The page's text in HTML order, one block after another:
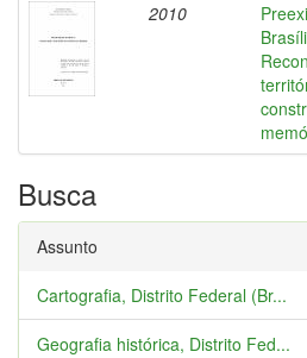
2010
Busca
Assunto
Cartografia, Distrito Federal (Br...
Geografia histórica, Distrito Fed...